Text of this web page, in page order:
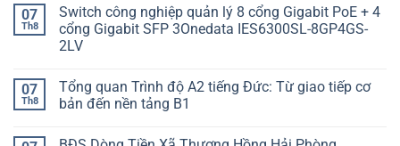
07
Th8
Switch công nghiệp quản lý 8 cổng Gigabit PoE + 4
cổng Gigabit SFP 3Onedata IES6300SL-8GP4GS-
2LV
07
Th8
Tổng quan Trình độ A2 tiếng Đức: Từ giao tiếp cơ
bản đến nền tảng B1